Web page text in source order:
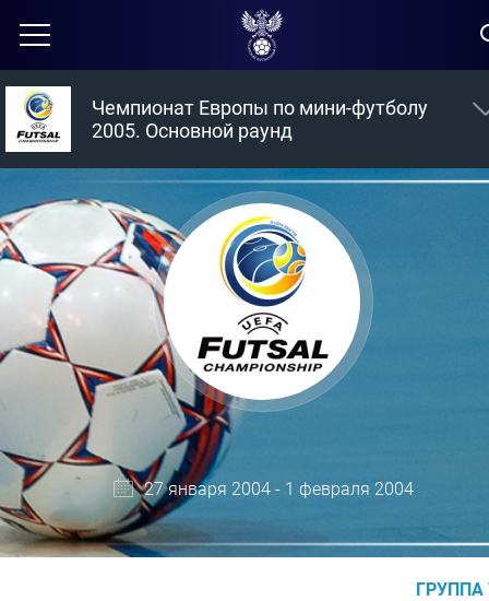
Чемпионат Европы по мини-футболу
2005. Основной раунд
27 января 2004 - 1 февраля 2004
ГРУППА